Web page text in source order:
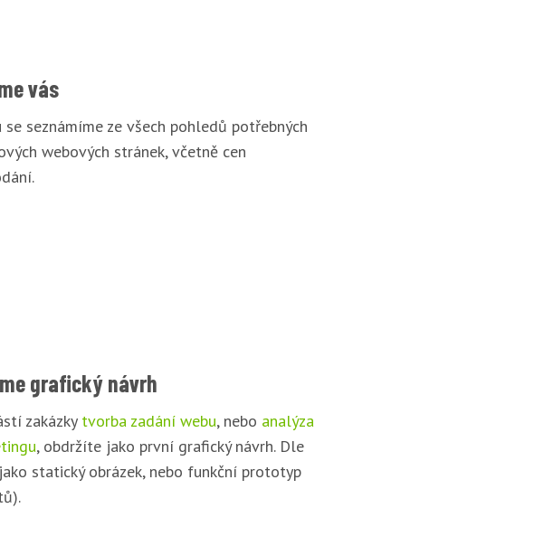
vás
se seznámíme ze všech pohledů potřebných
webových stránek, včetně cen
grafický návrh
zakázky tvorba zadání webu, nebo analýza
, obdržíte jako první grafický návrh. Dle
statický obrázek, nebo funkční prototyp